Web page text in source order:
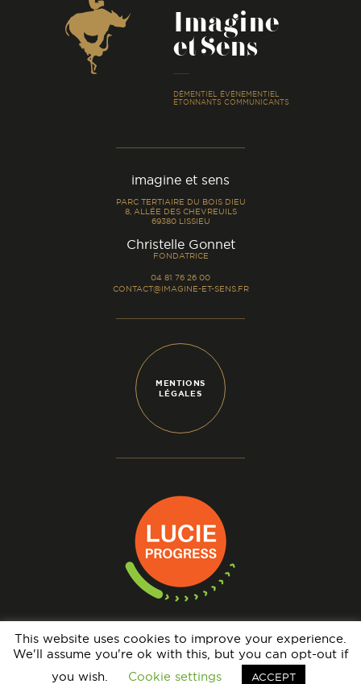
Imagine
et Sens
DÉMENTIEL ÉVÉNEMENTIEL
ÉTONNANTS COMMUNICANTS
imagine et sens
PARC TERTIAIRE DU BOIS DIEU
8, ALLÉE DES CHEVREUILS
69380 LISSIEU
Christelle Gonnet-
FONDATRICE
04 81 76 26 00
CONTACT@IMAGINE-ET-SENS.FR
MENTIONS
LÉGALES
N° IMMATRICULATION OPÉRATEUR DE VOYAGES : IM069140005 - GARANTIE
FINANCIÈRE : APST - BRCP : HISCOX EUROPE UNDERWRITING LIMITED
This website uses cookies to improve your experience.
We'll assume you're ok with this, but you can opt-out if
you wish.
Cookie settings ACCEPT